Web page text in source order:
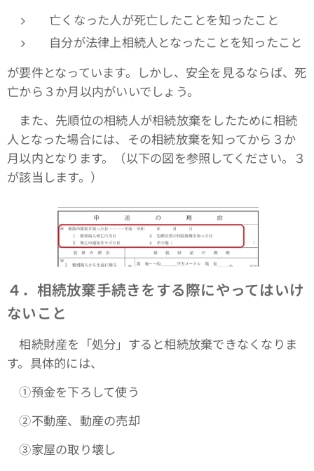
亡くなった人が死亡したことを知ったこと
自分が法律上相続人となったことを知ったこと
が要件となっています。しかし、安全を見るならば、死
亡から３か月以内がいいでしょう。
また、先順位の相続人が相続放棄をしたために相続
人となった場合には、その相続放棄を知ってから３か
月以内となります。（以下の図を参照してください。３
が該当します。）
４．相続放棄手続きをする際にやってはいけ
ないこと
相続財産を「処分」すると相続放棄できなくなりま
す。具体的には、
①預金を下ろして使う
➁不動産、動産の売却
③家屋の取り壊し